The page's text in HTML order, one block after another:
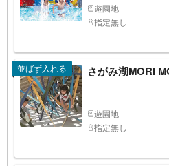
遊園地
指定無し
さがみ湖MORI
遊園地
指定無し
並ばず入れる